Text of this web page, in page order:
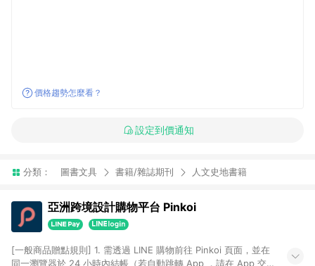
價格趨勢怎麼看？
設定到價通知
分類： 圖書文具 書籍/雜誌期刊 人文史地書籍
亞洲跨境設計購物平台 Pinkoi
[一般商品贈點規則] 1. 需透過 LINE 購物前往 Pinkoi 頁面，並在
同一瀏覽器於 24 小時內結帳（若自動跳轉 App ，請在 App 交